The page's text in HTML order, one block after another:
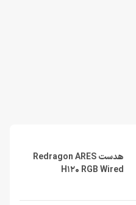
هدست Redragon ARES
H120 RGB Wired